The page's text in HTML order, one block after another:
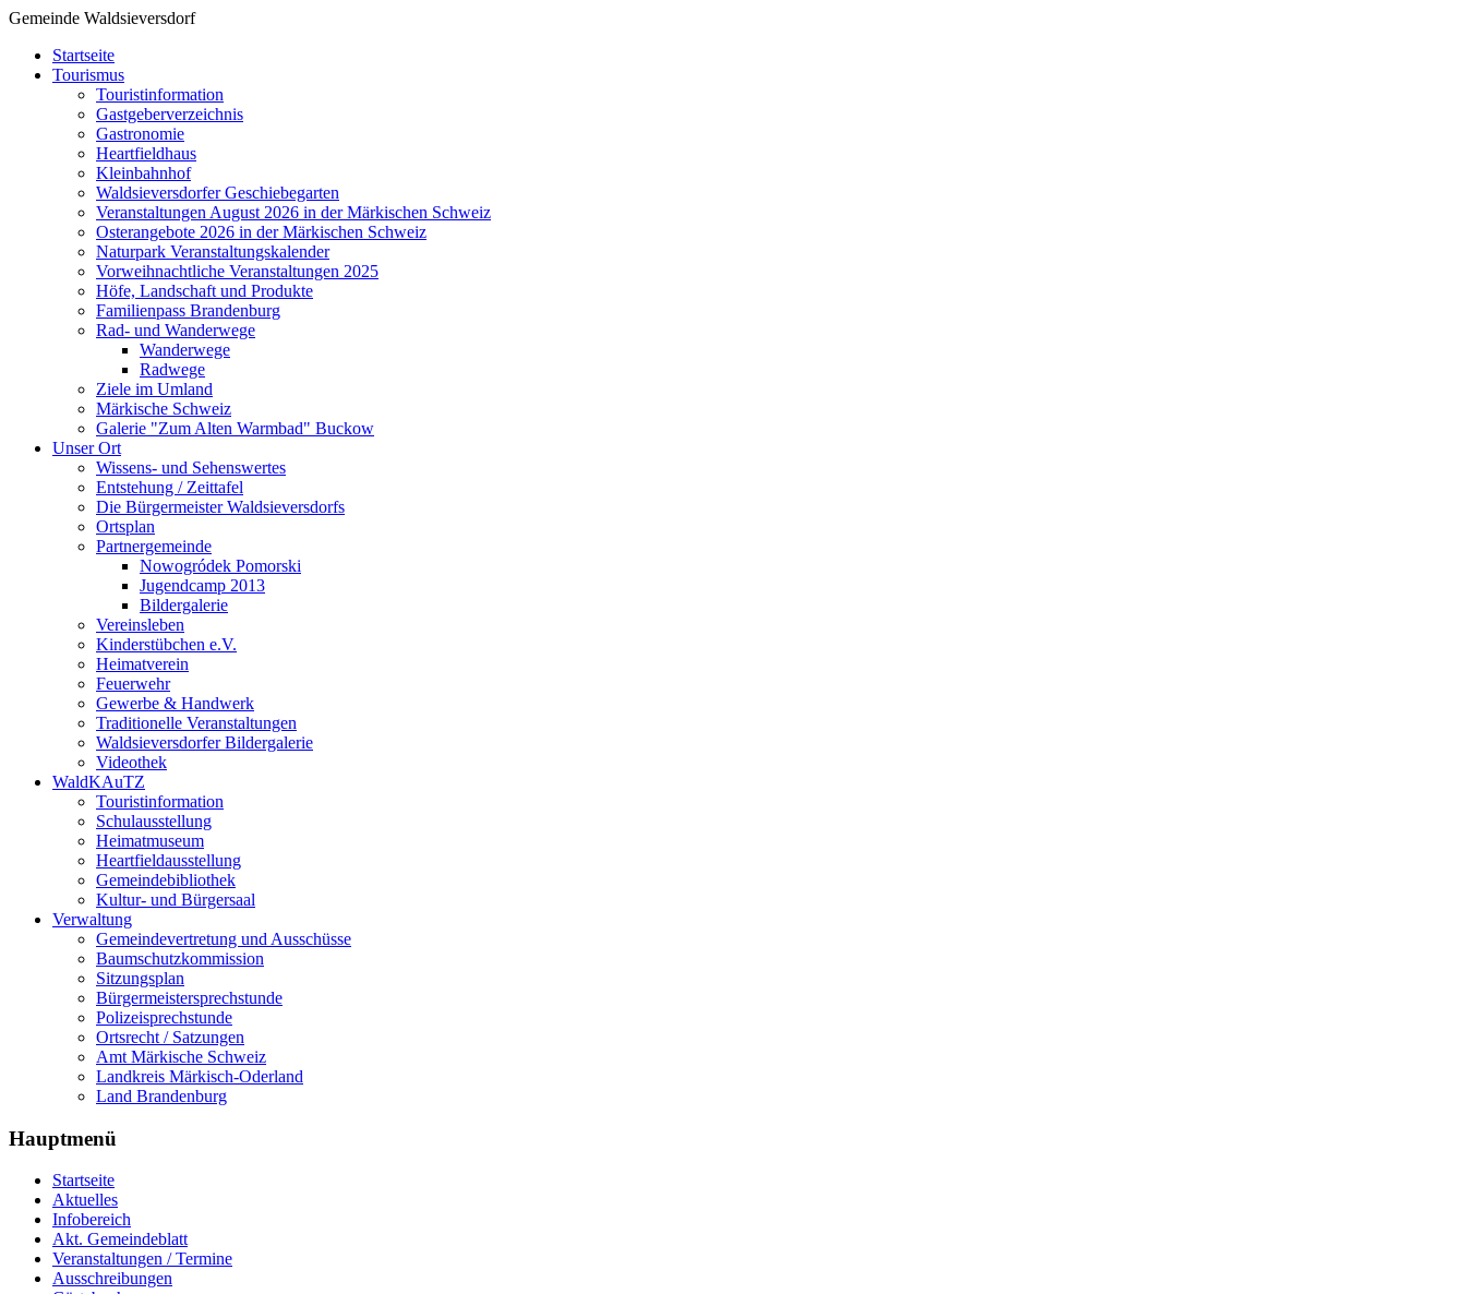
Gemeinde Waldsieversdorf
Startseite
Tourismus
Touristinformation
Gastgeberverzeichnis
Gastronomie
Heartfieldhaus
Kleinbahnhof
Waldsieversdorfer Geschiebegarten
Veranstaltungen August 2026 in der Märkischen Schweiz
Osterangebote 2026 in der Märkischen Schweiz
Naturpark Veranstaltungskalender
Vorweihnachtliche Veranstaltungen 2025
Höfe, Landschaft und Produkte
Familienpass Brandenburg
Rad- und Wanderwege
Wanderwege
Radwege
Ziele im Umland
Märkische Schweiz
Galerie "Zum Alten Warmbad" Buckow
Unser Ort
Wissens- und Sehenswertes
Entstehung / Zeittafel
Die Bürgermeister Waldsieversdorfs
Ortsplan
Partnergemeinde
Nowogródek Pomorski
Jugendcamp 2013
Bildergalerie
Vereinsleben
Kinderstübchen e.V.
Heimatverein
Feuerwehr
Gewerbe & Handwerk
Traditionelle Veranstaltungen
Waldsieversdorfer Bildergalerie
Videothek
WaldKAuTZ
Touristinformation
Schulausstellung
Heimatmuseum
Heartfieldausstellung
Gemeindebibliothek
Kultur- und Bürgersaal
Verwaltung
Gemeindevertretung und Ausschüsse
Baumschutzkommission
Sitzungsplan
Bürgermeistersprechstunde
Polizeisprechstunde
Ortsrecht / Satzungen
Amt Märkische Schweiz
Landkreis Märkisch-Oderland
Land Brandenburg
Hauptmenü
Startseite
Aktuelles
Infobereich
Akt. Gemeindeblatt
Veranstaltungen / Termine
Ausschreibungen